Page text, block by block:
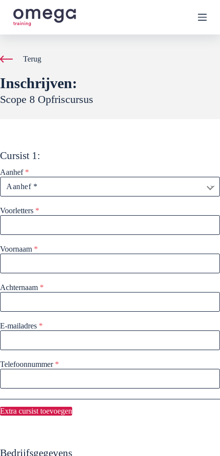
G
a
d
i
n
h
Terug
Inschrijven:
Scope 8 Opfriscursus
Cursist 1:
Aanhef *
Voorletters *
Voornaam *
Achternaam *
E-mailadres *
Telefoonnummer *
Extra cursist toevoegen
Bedrijfsgegevens